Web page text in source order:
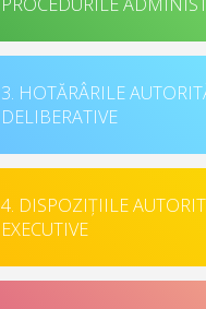
3. HOTĂRÂRILE
DELIBERATIVE
4. DISPOZIȚIILE
EXECUTIVE